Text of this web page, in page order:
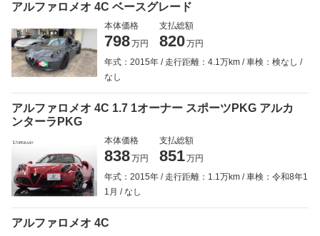
アルファロメオ 4C ベースグレード
本体価格
798万円
支払総額
820万円
年式：2015年
走行距離：4.1万km
車検：検なし
なし
アルファロメオ 4C 1.7 1オーナー スポーツPKG アルカ
ンターラPKG
本体価格
838万円
支払総額
851万円
年式：2015年
走行距離：1.1万km
車検：令和8年1
1月
なし
アルファロメオ 4C